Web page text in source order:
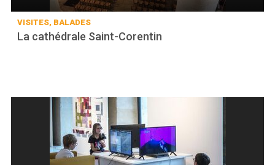
VISITES, BALADES
La cathédrale Saint-Corentin